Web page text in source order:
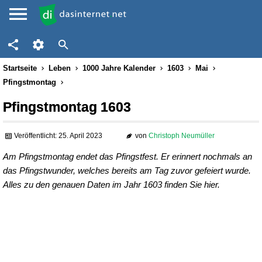
Startseite Leben 1000 Jahre Kalender 1603
Mai
Pfingstmontag
Pfingstmontag 1603
Veröffentlicht: 25. April 2023 von Christoph Neumüller
Am Pfingstmontag endet das Pfingstfest. Er erinnert nochmals an
das Pfingstwunder, welches bereits am Tag zuvor gefeiert wurde.
Alles zu den genauen Daten im Jahr 1603 finden Sie hier.